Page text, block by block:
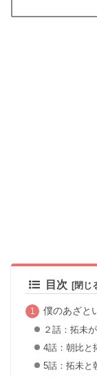
目次
僕のあざと
２話：拓未
4話：朝比と
5話：拓未と